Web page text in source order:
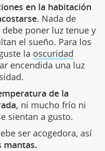
en la habitación
. Nada de
poner luz tenue y
el sueño. Para los
la oscuridad
encendida una luz
de la
ni mucho frío ni
sientan a gusto.
ser acogedora, así
mantas.